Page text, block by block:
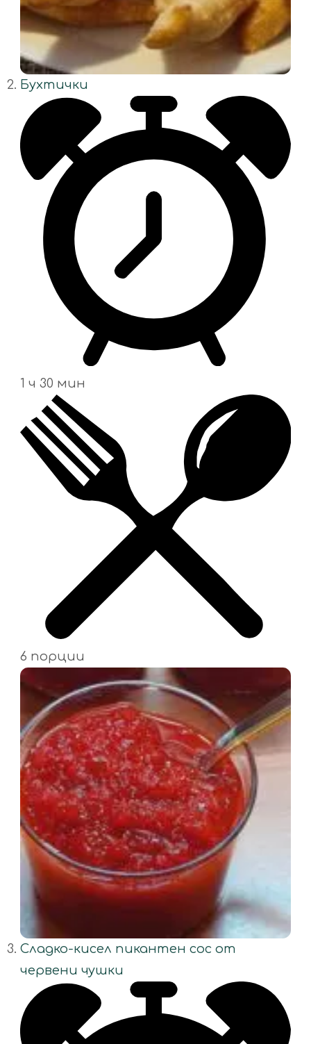
Бухтички
1 ч 30 мин
6 порции
Сладко-кисел пикантен сос от
червени чушки